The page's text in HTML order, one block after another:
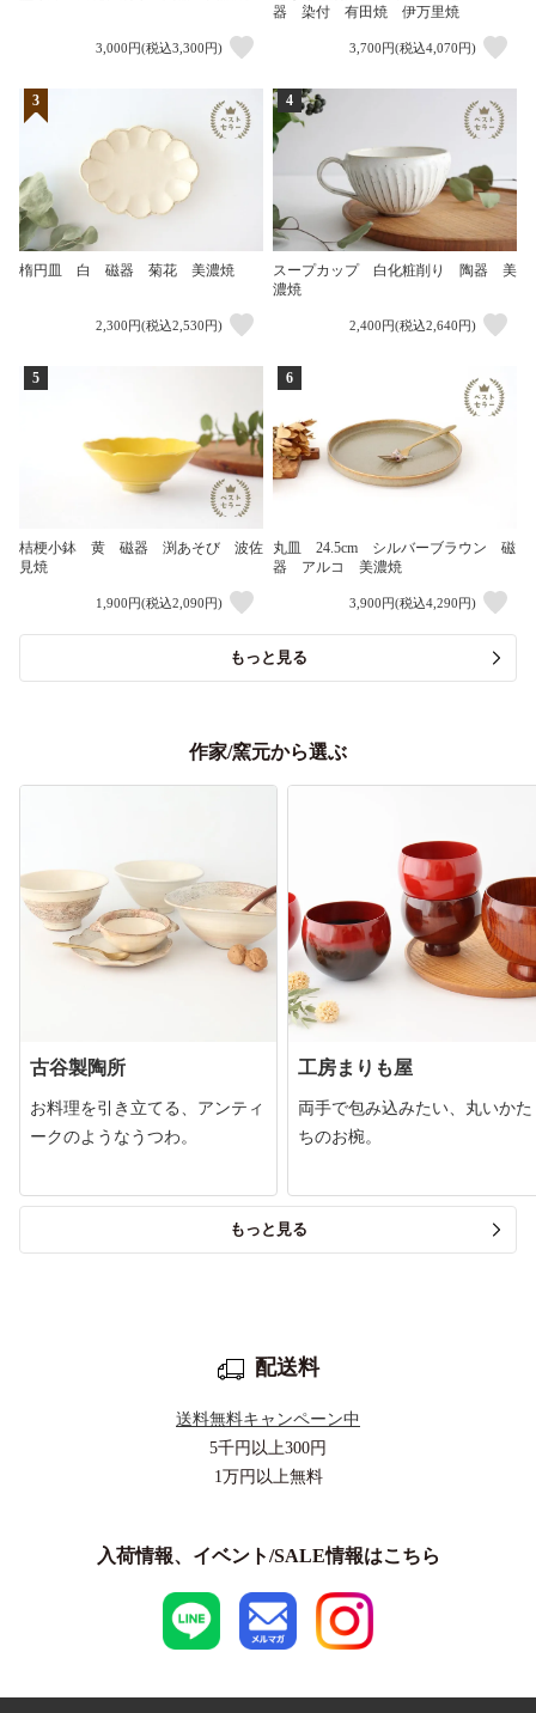
3,000円(税込3,300円)
器 染付 有田焼 伊万里焼
3,700円(税込4,070円)
3
楕円皿 白 磁器 菊花 美濃焼
2,300円(税込2,530円)
4
スープカップ 白化粧削り 陶器 美
濃焼
2,400円(税込2,640円)
5
桔梗小鉢 黄 磁器 渕あそび 波佐
見焼
1,900円(税込2,090円)
6
丸皿 24.5cm シルバーブラウン 磁
器 アルコ 美濃焼
3,900円(税込4,290円)
もっと見る
作家/窯元から選ぶ
古谷製陶所
お料理を引き立てる、アンティ
ークのようなうつわ。
工房まりも屋
両手で包み込みたい、丸いかた
ちのお椀。
もっと見る
配送料
送料無料キャンペーン中
5千円以上300円
1万円以上無料
入荷情報、イベント/SALE情報はこちら